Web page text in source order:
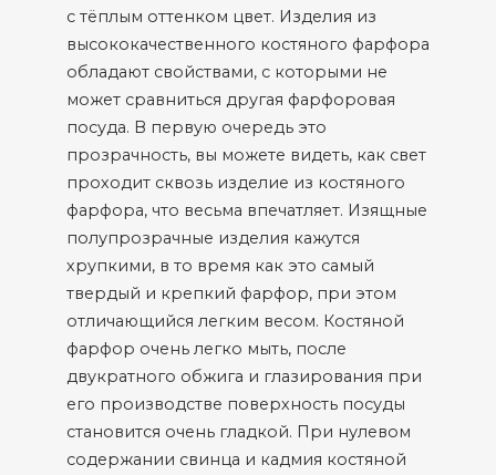
с тёплым оттенком цвет. Изделия из
высококачественного костяного фарфора
обладают свойствами, с которыми не
может сравниться другая фарфоровая
посуда. В первую очередь это
прозрачность, вы можете видеть, как свет
проходит сквозь изделие из костяного
фарфора, что весьма впечатляет. Изящные
полупрозрачные изделия кажутся
хрупкими, в то время как это самый
твердый и крепкий фарфор, при этом
отличающийся легким весом. Костяной
фарфор очень легко мыть, после
двукратного обжига и глазирования при
его производстве поверхность посуды
становится очень гладкой. При нулевом
содержании свинца и кадмия костяной